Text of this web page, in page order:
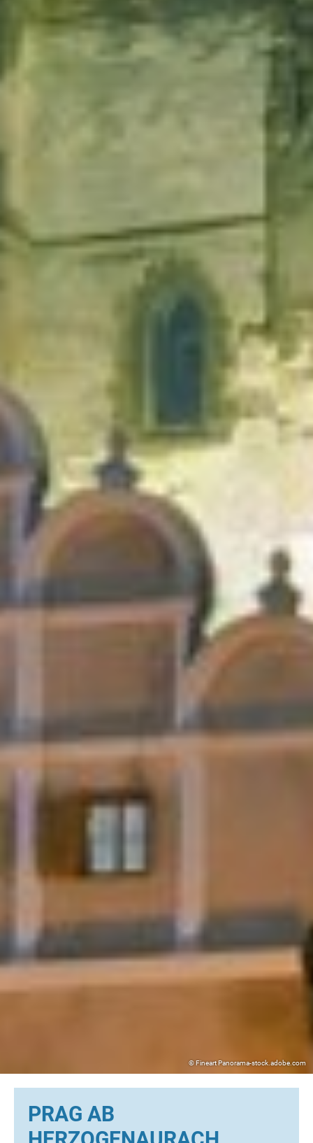
© Fineart Panorama-stock.adobe.com
PRAG AB